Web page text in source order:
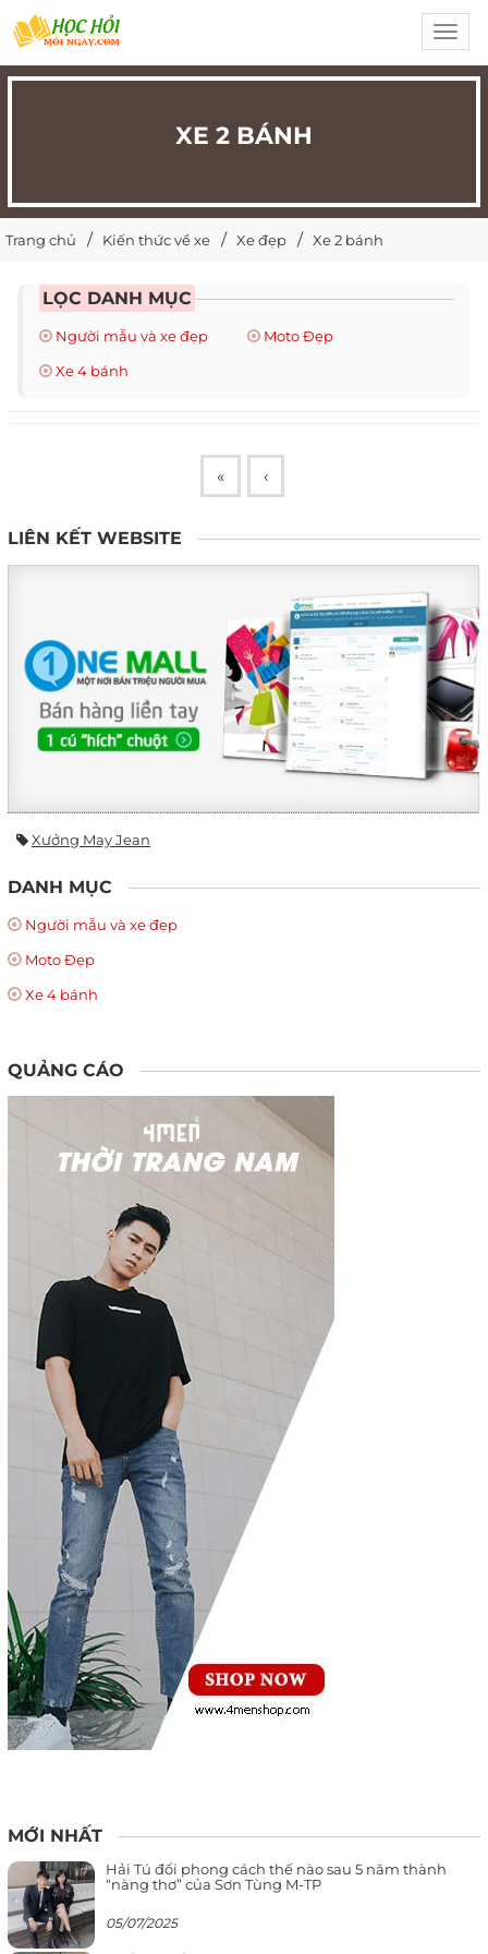
XE 2 BÁNH
Trang chủ Kiến thức về xe Xe đẹp Xe 2 bánh
LỌC DANH MỤC
Người mẫu và xe đẹp
Moto Đẹp
Xe 4 bánh
« ‹
LIÊN KẾT WEBSITE
Xưởng May Jean
DANH MỤC
Người mẫu và xe đẹp
Moto Đẹp
Xe 4 bánh
QUẢNG CÁO
MỚI NHẤT
Hải Tú đổi phong cách thế nào sau 5 năm thành
“nàng thơ” của Sơn Tùng M-TP
05/07/2025